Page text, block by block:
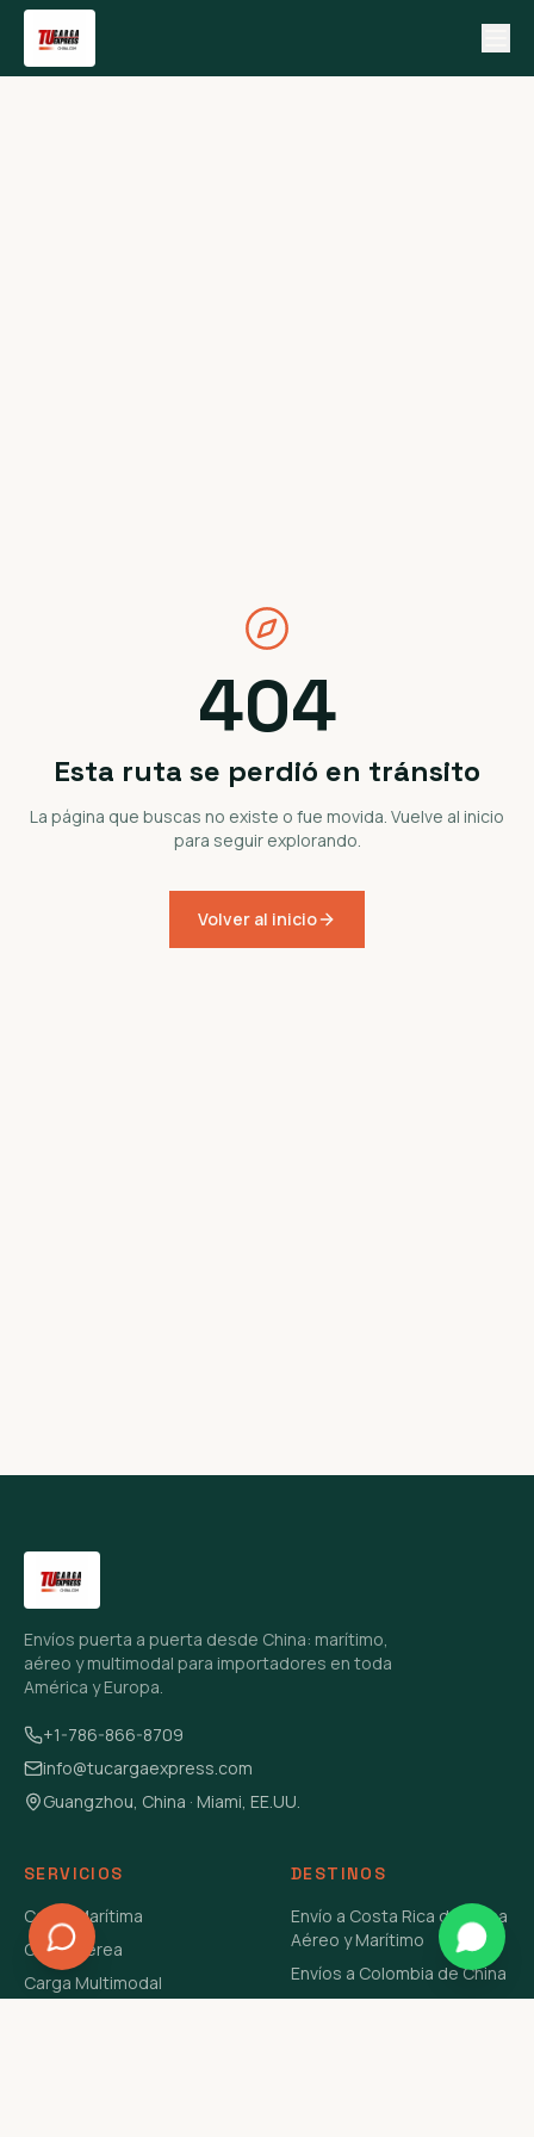
404
Esta ruta se perdió en tránsito
La página que buscas no existe o fue movida. Vuelve al inicio
para seguir explorando.
Volver al inicio
Envíos puerta a puerta desde China: marítimo,
aéreo y multimodal para importadores en toda
América y Europa.
+1-786-866-8709
info@tucargaexpress.com
Guangzhou, China · Miami, EE.UU.
SERVICIOS
Carga Marítima
Carga Aérea
Carga Multimodal
DESTINOS
Envío a Costa Rica de China
Aéreo y Marítimo
Envíos a Colombia de China